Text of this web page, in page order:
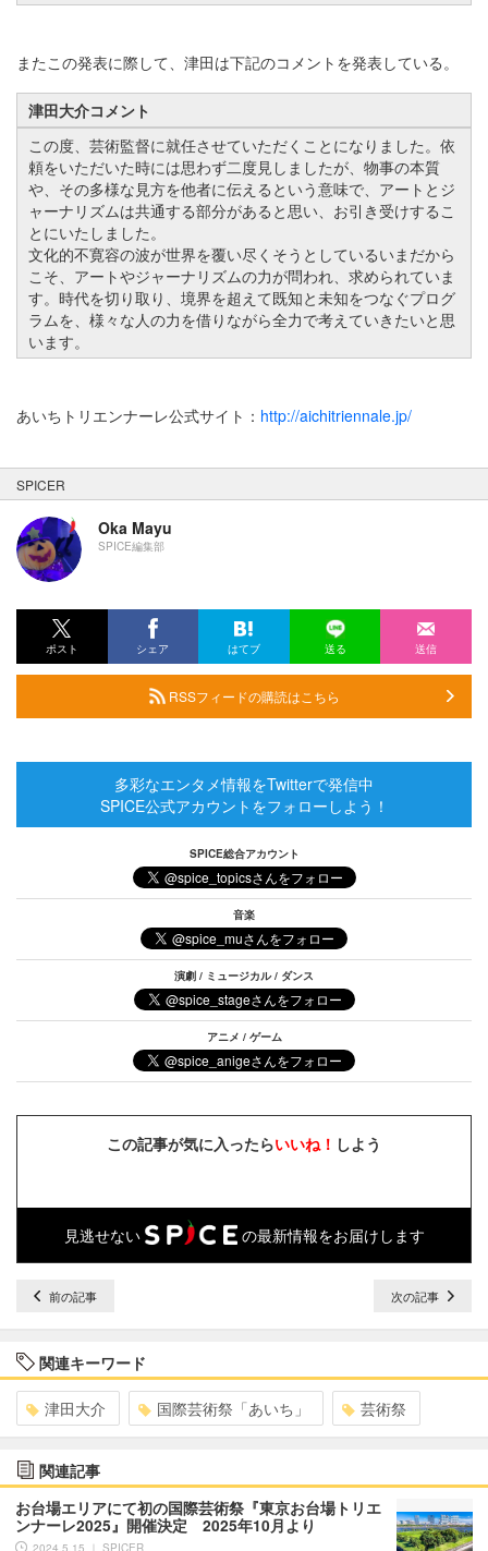
またこの発表に際して、津田は下記のコメントを発表している。
津田大介コメント
この度、芸術監督に就任させていただくことになりました。依
頼をいただいた時には思わず二度見しましたが、物事の本質
や、その多様な見方を他者に伝えるという意味で、アートとジ
ャーナリズムは共通する部分があると思い、お引き受けするこ
とにいたしました。
文化的不寛容の波が世界を覆い尽くそうとしているいまだから
こそ、アートやジャーナリズムの力が問われ、求められていま
す。時代を切り取り、境界を超えて既知と未知をつなぐプログ
ラムを、様々な人の力を借りながら全力で考えていきたいと思
います。
あいちトリエンナーレ公式サイト： http://aichitriennale.jp/
SPICER
Oka Mayu
SPICE編集部
ポスト シェア はてブ 送る 送信
RSSフィードの購読はこちら
多彩なエンタメ情報をTwitterで発信中
SPICE公式アカウントをフォローしよう！
SPICE総合アカウント
音楽
演劇 / ミュージカル / ダンス
アニメ / ゲーム
この記事が気に入ったらいいね！ しよう
見逃せない の最新情報をお届けします
前の記事 次の記事
関連キーワード
津田大介 国際芸術祭「あいち」 芸術祭
関連記事
お台場エリアにて初の国際芸術祭『東京お台場トリエ
ンナーレ2025』開催決定 2025年10月より
2024.5.15 ｜ SPICER